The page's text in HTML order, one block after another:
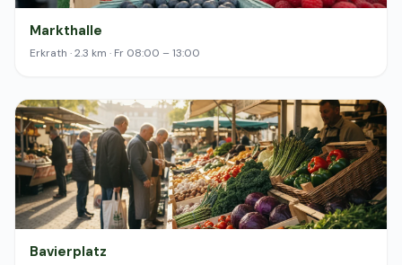
Markthalle
Erkrath · 2.3 km · Fr 08:00 – 13:00
Bavierplatz